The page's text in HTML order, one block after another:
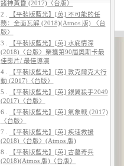
4.【平裝版藍光】[英] 穿著PRADA
的惡魔 2 (2026)[台版字幕]
5.【平裝版藍光】[英] 阿凡達：水
之道 (2022)〈台版〉
諸神黃昏 (2017)〈台版〉
2 .
【平裝版藍光】[英] 不可能的任
務：全面瓦解 (2018)(Atmos 版) 〈台
版〉
3 .
【平裝版藍光】[英] 水底情深
(2018)〈台版〉榮獲第90屆奧斯卡最
佳影片/ 最佳導演
4 .
【平裝版藍光】[英] 敦克爾克大行
動 (2017)〈台版〉
5 .
【平裝版藍光】[英] 銀翼殺手2049
(2017)〈台版〉
6 .
【平裝版藍光】[英] 氣象戰 (2017)
〈台版〉
7 .
【平裝版藍光】[英] 疾速救援
(2018)〈台版〉(Atmos 版)
8 .
【平裝版藍光】[英] 古墓奇兵
(2018)(Atmos 版)〈台版〉